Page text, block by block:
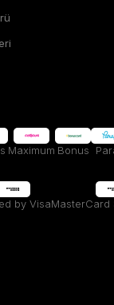
Maximum Bonus
by VisaMasterCard